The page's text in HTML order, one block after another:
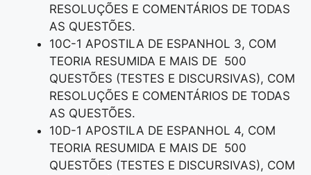
RESOLUÇÕES E COMENTÁRIOS DE TODAS
AS QUESTÕES.
10C-1 APOSTILA DE ESPANHOL 3, COM
TEORIA RESUMIDA E MAIS DE 500
QUESTÕES (TESTES E DISCURSIVAS), COM
RESOLUÇÕES E COMENTÁRIOS DE TODAS
AS QUESTÕES.
10D-1 APOSTILA DE ESPANHOL 4, COM
TEORIA RESUMIDA E MAIS DE 500
QUESTÕES (TESTES E DISCURSIVAS), COM